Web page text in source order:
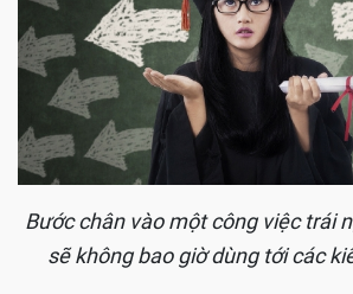
Bước chân vào một công việc trái
sẽ không bao giờ dùng tới các